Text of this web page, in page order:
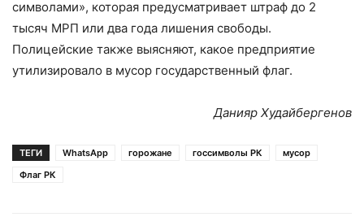
символами», которая предусматривает штраф до 2
тысяч МРП или два года лишения свободы.
Полицейские также выясняют, какое предприятие
утилизировало в мусор государственный флаг.
Данияр Худайбергенов
ТЕГИ WhatsApp горожане госсимволы РК
мусор
Флаг РК